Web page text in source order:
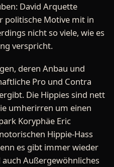
David Arquette
politische Motive mit in
nicht so viele, wie es
verspricht.
deren Anbau und
Pro und Contra
Die Hippies sind nett
umherirren um einen
Koryphäe Eric
Hippie-Hass
es gibt immer wieder
Außergewöhnliches